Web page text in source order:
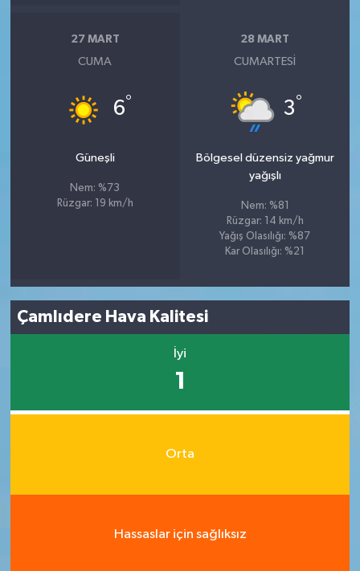
27 MART
CUMA
6°
Güneşli
Nem: %73
Rüzgar: 19 km/h
28 MART
CUMARTESI
3°
Bölgesel düzensiz yağmur
yağışlı
Nem: %81
Rüzgar: 14 km/h
Yağış Olasılığı: %87
Kar Olasılığı: %21
Çamlıdere Hava Kalitesi
İyi
1
Orta
Hassaslar için sağlıksız